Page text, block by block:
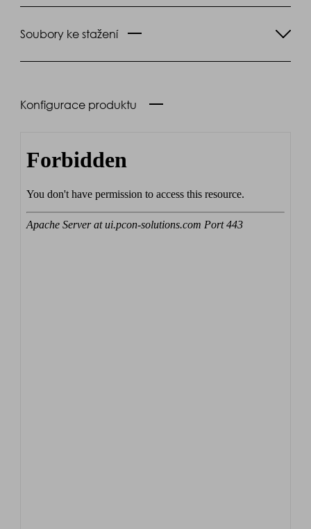
Soubory ke stažení
Konfigurace produktu